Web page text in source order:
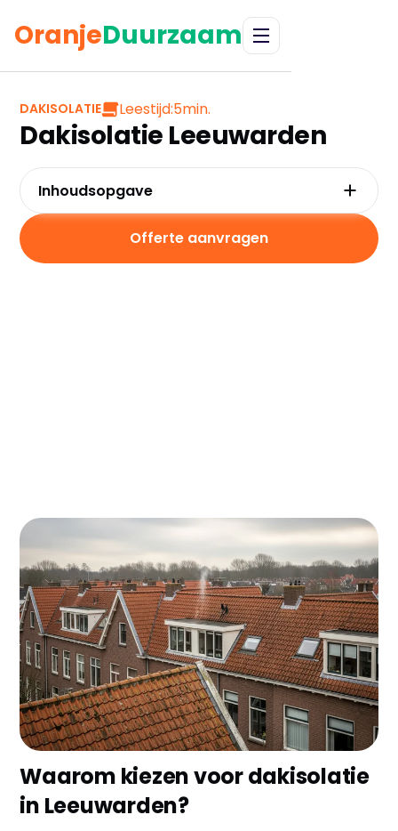
OranjeDuurzaam
DAKISOLATIE Leestijd:5min.
Dakisolatie Leeuwarden
Woon je in Leeuwarden en vliegt de warmte
letterlijk je dak uit? Met dakisolatie bespaar je
direct €300-500 per jaar op je energierekening.
Zeker met het Friese weer is een goed geïsoleerd
dak geen luxe maar een must - en met de ISDE
subsidie pak je nog eens €500-700 korting ook!
Waarom kiezen voor dakisolatie
in Leeuwarden?
Inhoudsopgave
Leeuwarden?
Offerte aanvragen